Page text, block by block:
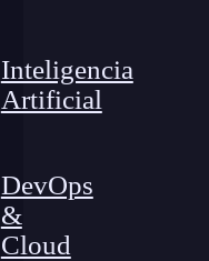
Inteligencia
Artificial
DevOps
&
Cloud